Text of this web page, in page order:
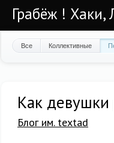
Грабёж ! Хаки,
Все Коллективные
Как
Блог им. textad